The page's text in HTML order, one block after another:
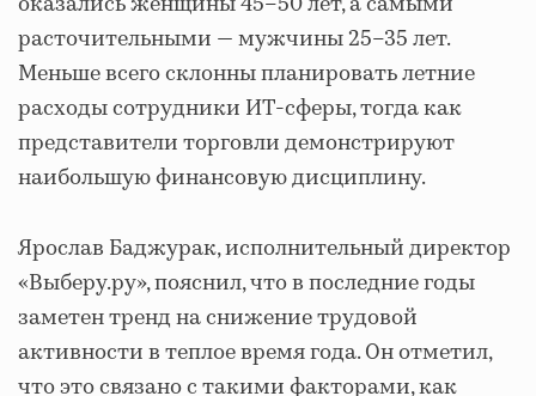
расточительными — мужчины 25–35 лет.
Меньше всего склонны планировать летние
расходы сотрудники ИТ-сферы, тогда как
представители торговли демонстрируют
наибольшую финансовую дисциплину.
Ярослав Баджурак, исполнительный директор
«Выберу.ру», пояснил, что в последние годы
заметен тренд на снижение трудовой
активности в теплое время года. Он отметил,
что это связано с такими факторами, как